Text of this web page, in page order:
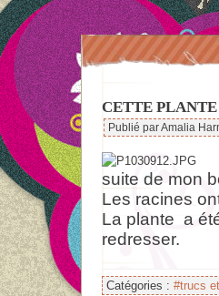
CETTE
Publié par Amalia
suite de mon
Les racines
La plante a
redresser.
Catégories : #trucs